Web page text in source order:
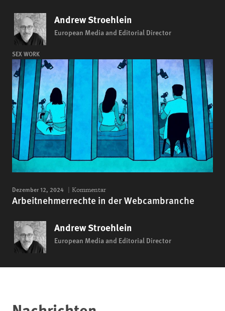
Andrew Stroehlein
European Media and Editorial Director
SEX WORK
Dezember 12, 2024 Kommentar
Arbeitnehmerrechte in der Webcambranche
Andrew Stroehlein
European Media and Editorial Director